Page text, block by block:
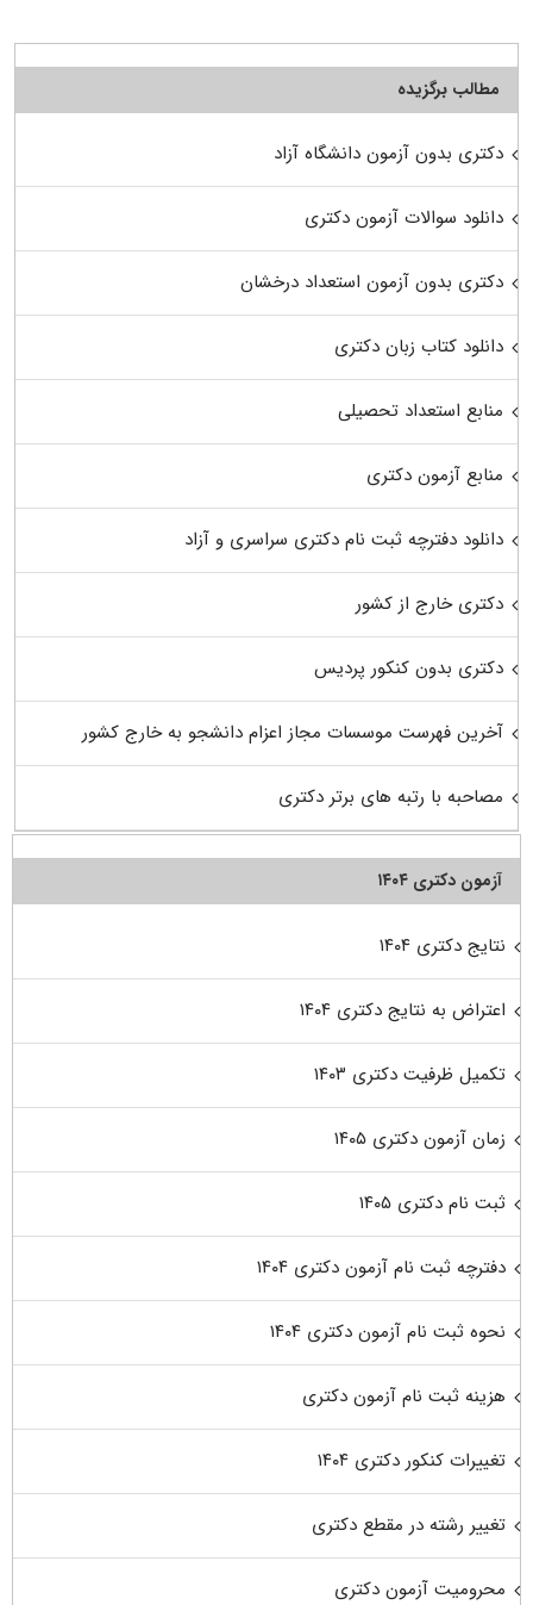
مطالب برگزیده
دکتری بدون آزمون دانشگاه آزاد
دانلود سوالات آزمون دکتری
دکتری بدون آزمون استعداد درخشان
دانلود کتاب زبان دکتری
منابع استعداد تحصیلی
منابع آزمون دکتری
دانلود دفترچه ثبت نام دکتری سراسری و آزاد
دکتری خارج از کشور
دکتری بدون کنکور پردیس
آخرین فهرست موسسات مجاز اعزام دانشجو به خارج کشور
مصاحبه با رتبه های برتر دکتری
آزمون دکتری ۱۴۰۴
نتایج دکتری ۱۴۰۴
اعتراض به نتایج دکتری ۱۴۰۴
تکمیل ظرفیت دکتری ۱۴۰۳
زمان آزمون دکتری ۱۴۰۵
ثبت نام دکتری ۱۴۰۵
دفترچه ثبت نام آزمون دکتری ۱۴۰۴
نحوه ثبت نام آزمون دکتری ۱۴۰۴
هزینه ثبت نام آزمون دکتری
تغییرات کنکور دکتری ۱۴۰۴
تغییر رشته در مقطع دکتری
محرومیت آزمون دکتری